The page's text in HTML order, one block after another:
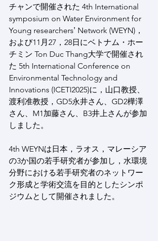
チャンで開催された 4th International
symposium on Water Environment for
Young researchersʼ Network (WEYN)，
および11月27，28日にベトナム・ホー
チミン Ton Duc Thang大学で開催され
た 5th International Conference on
Environmental Technology and
Innovations (ICETI2025)に，山口教授、
渡利准教授，GD5永井さん、GD2樺澤
さん、M1加藤さん、B3井上さんが参加
しました。
4th WEYNは日本，ラオス，マレーシア
の3か国の若手研究者が参加し，水環境
分野における若手研究者のネットワー
ク形成と学術交流を目的としたシンポ
ジウムとして開催されました。